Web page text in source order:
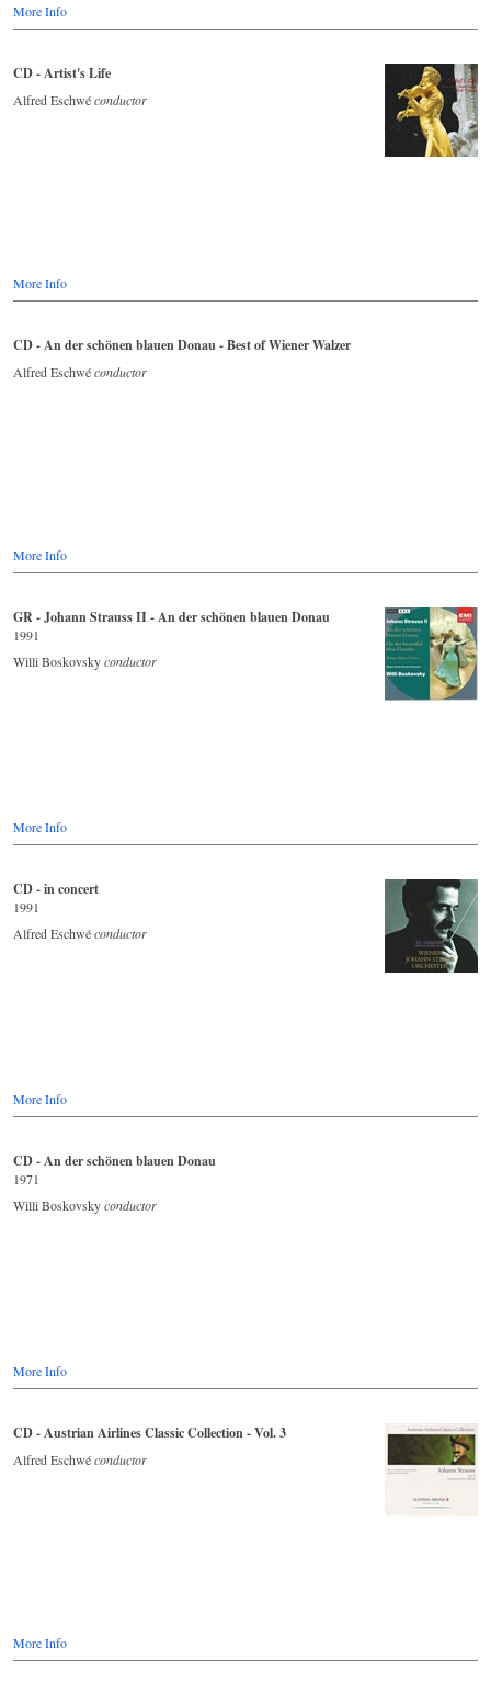
More Info
CD - Artist's Life
Alfred Eschwéconductor
More Info
CD - An der schönen blauen Donau - Best of Wiener Walzer
Alfred Eschwéconductor
More Info
GR - Johann Strauss II - An der schönen blauen Donau
1991
Willi Boskovskyconductor
More Info
CD - in concert
1991
Alfred Eschwéconductor
More Info
CD - An der schönen blauen Donau
1971
Willi Boskovskyconductor
More Info
CD - Austrian Airlines Classic Collection - Vol. 3
Alfred Eschwéconductor
More Info